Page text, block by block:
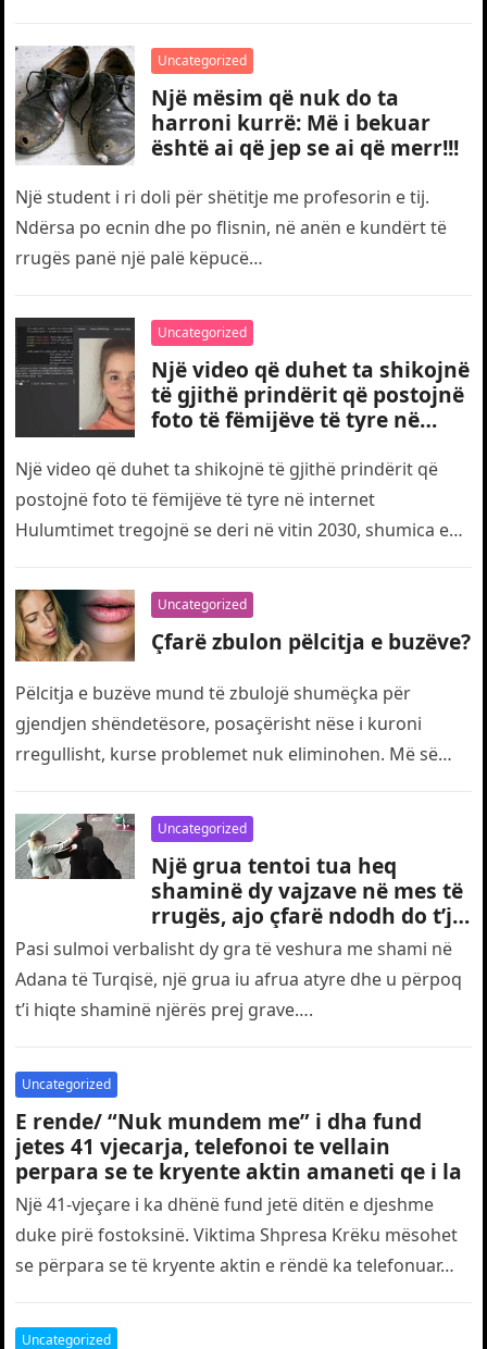
Uncategorized
Një mësim që nuk do ta
harroni kurrë: Më i bekuar
është ai që jep se ai që merr!!!
Një student i ri doli për shëtitje me profesorin e tij.
Ndërsa po ecnin dhe po flisnin, në anën e kundërt të
rrugës panë një palë këpucë…
Uncategorized
Një video që duhet ta shikojnë
të gjithë prindërit që postojnë
foto të fëmijëve të tyre në
Një video që duhet ta shikojnë të gjithë prindërit që
postojnë foto të fëmijëve të tyre në internet
Hulumtimet tregojnë se deri në vitin 2030, shumica e…
Uncategorized
Çfarë zbulon pëlcitja e buzëve?
Pëlcitja e buzëve mund të zbulojë shumëçka për
gjendjen shëndetësore, posaçërisht nëse i kuroni
rregullisht, kurse problemet nuk eliminohen. Më së
Uncategorized
Një grua tentoi tua heq
shaminë dy vajzave në mes të
rrugës, ajo çfarë ndodh do t’ju
le pafjalë (Video)
Pasi sulmoi verbalisht dy gra të veshura me shami në
Adana të Turqisë, një grua iu afrua atyre dhe u përpoq
t’i hiqte shaminë njërës prej grave….
Uncategorized
E rende/ “Nuk mundem me” i dha fund
jetes 41 vjecarja, telefonoi te vellain
perpara se te kryente aktin amaneti qe i la
Një 41-vjeçare i ka dhënë fund jetë ditën e djeshme
duke pirë fostoksinë. Viktima Shpresa Krëku mësohet
se përpara se të kryente aktin e rëndë ka telefonuar…
Uncategorized